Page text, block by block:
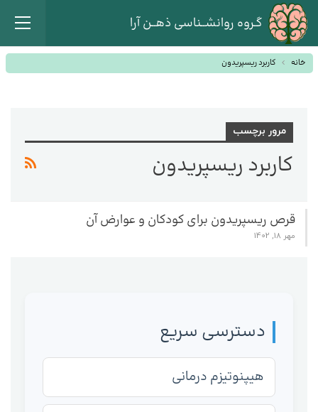
گـروه روانشــناسی ذهــن آرا
خانه کاربرد ریسپریدون
مرور برچسب
کاربرد ریسپریدون
قرص ریسپریدون برای کودکان و عوارض آن
مهر 18, 1402
دسترسی سریع
هیپنوتیزم درمانی